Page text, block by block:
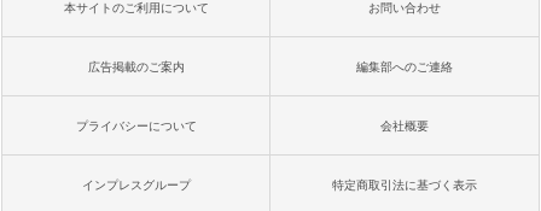
本サイトのご利用について お問い合わせ
広告掲載のご案内 編集部へのご連絡
プライバシーについて 会社概要
インプレスグループ 特定商取引法に基づく表示